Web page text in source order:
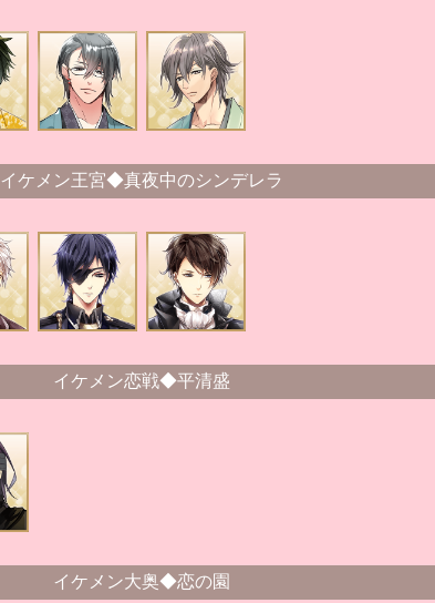
イケメン王宮◆真夜中のシンデレラ
イケメン恋戦◆平清盛
イケメン大奥◆恋の園